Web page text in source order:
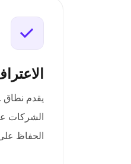
الشركات
الحفاظ